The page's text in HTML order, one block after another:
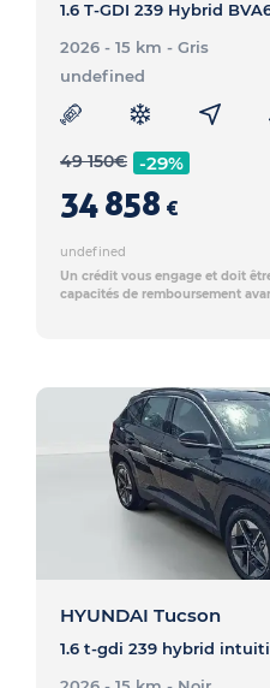
2026 - 15 km - Gris
undefined
49 150€ -29%
34 858 €
undefined
Un crédit vous engage et doit
capacités de remboursement
HYUNDAI Tucson